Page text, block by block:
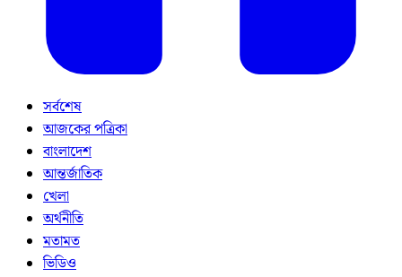
সর্বশেষ
আজকের পত্রিকা
বাংলাদেশ
আন্তর্জাতিক
খেলা
অর্থনীতি
মতামত
ভিডিও